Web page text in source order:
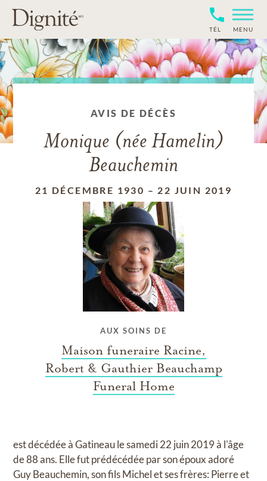
TÉL MENU
AVIS DE DÉCÈS
Monique (née Hamelin)
Beauchemin
21 DÉCEMBRE 1930 – 22 JUIN 2019
AUX SOINS DE
Maison funeraire Racine,
Robert & Gauthier Beauchamp
Funeral Home
est décédée à Gatineau le samedi 22 juin 2019 à l'âge
de 88 ans. Elle fut prédécédée par son époux adoré
Guy Beauchemin, son fils Michel et ses frères: Pierre et